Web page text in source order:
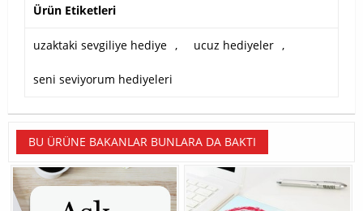
Ürün Etiketleri
uzaktaki sevgiliye hediye , ucuz hediyeler ,
seni seviyorum hediyeleri
BU ÜRÜNE BAKANLAR BUNLARA DA BAKTI